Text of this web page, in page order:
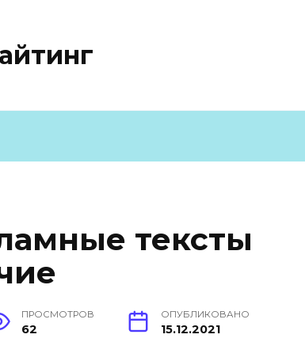
тексты
ПРОСМОТРОВ
62
ОПУБЛИКОВАНО
15.12.2021